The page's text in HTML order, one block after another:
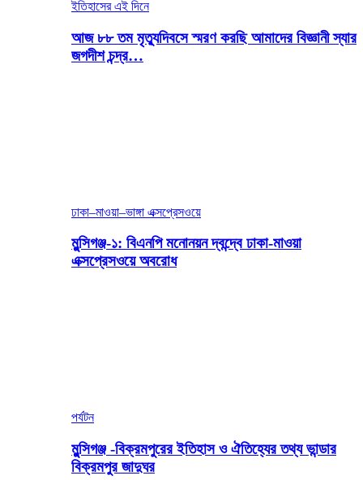
ইতিহাসের এই দিনে
আজ ৮৮ তম মৃত্যুদিবসে স্মরণ করছি আমাদের বিজ্ঞানী স্যার
জগদীশ চন্দ্র…
ঢাকা–মাওয়া–ভাঙ্গা এক্সপ্রেসওয়ে
মুন্সিগঞ্জ-১: বিএনপি মনোনয়ন দ্বন্দ্বে ঢাকা-মাওয়া
এক্সপ্রেসওয়ে অবরোধ
পর্যটন
মুন্সিগঞ্জ -বিক্রমপুরের ইতিহাস ও ঐতিহ্যের তথ্য ভান্ডার
বিক্রমপুর জাদুঘর